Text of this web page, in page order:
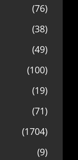
(76)
(38)
(49)
(100)
(19)
(71)
(1704)
(9)